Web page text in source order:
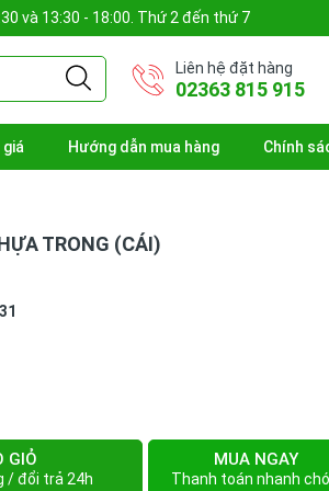
và 13:30 - 18:00. Thứ 2 đến thứ 7
Liên hệ đặt hàng
02363 815 915
giá Hướng dẫn mua hàng Chính
TRONG (CÁI)
GIỎ
/ đổi trả 24h
MUA NGAY
Thanh toán nhanh